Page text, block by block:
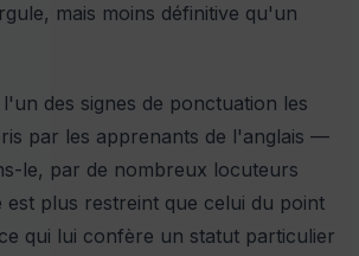
mais moins définitive qu'un
des signes de ponctuation les
par les apprenants de l'anglais —
le, par de nombreux locuteurs
est plus restreint que celui du point
qui lui confère un statut particulier